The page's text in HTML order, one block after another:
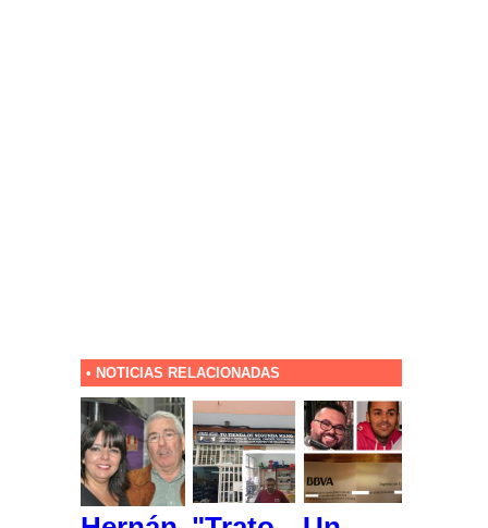
• NOTICIAS RELACIONADAS